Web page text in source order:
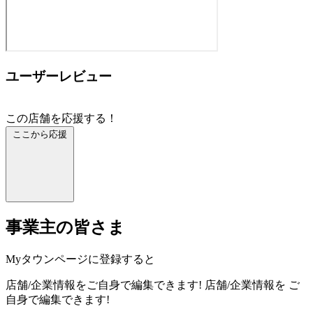
ユーザーレビュー
この店舗を応援する！
ここから応援
事業主の皆さま
Myタウンページに登録すると
店舗/企業情報をご自身で編集できます! 店舗/企業情報を ご
自身で編集できます!